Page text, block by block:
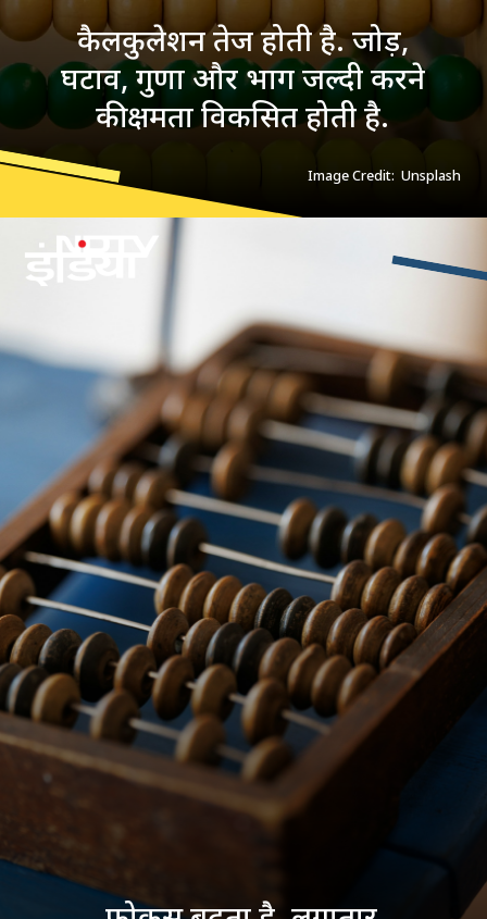
कैलकुलेशन तेज होती है. जोड़,
घटाव, गुणा और भाग जल्दी करने
की क्षमता विकसित होती है.
Image Credit: Unsplash